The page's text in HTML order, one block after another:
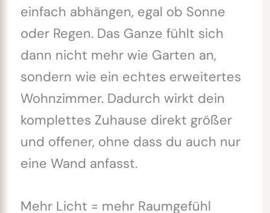
einfach abhängen, egal ob Sonne
oder Regen. Das Ganze fühlt sich
dann nicht mehr wie Garten an,
sondern wie ein echtes erweitertes
Wohnzimmer. Dadurch wirkt dein
komplettes Zuhause direkt größer
und offener, ohne dass du auch nur
eine Wand anfasst.
Mehr Licht = mehr Raumgefühl